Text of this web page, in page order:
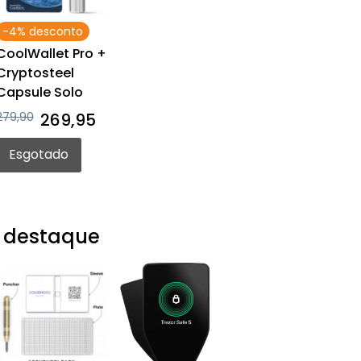
-4% desconto
Pro +
Solo
269,95
Esgotado